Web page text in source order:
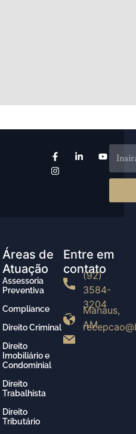
Áreas de
Atuação
Assessoria
Preventiva
Compliance
Direito Criminal
Direito
Imobiliário e
Condominial
Direito
Trabalhista
Direito
Tributário
Entre em
contato
(92)
3584-
3204
Manaus,
AM